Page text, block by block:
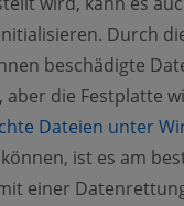
Durch
beschädigte
aber die Festplatte
Dateien unter
können, ist es am
einer